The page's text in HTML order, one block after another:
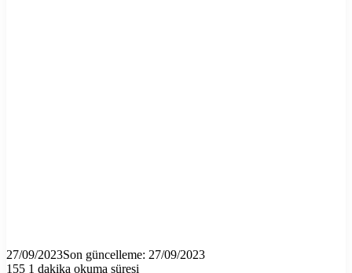
27/09/2023Son güncelleme: 27/09/2023
155 1 dakika okuma süresi